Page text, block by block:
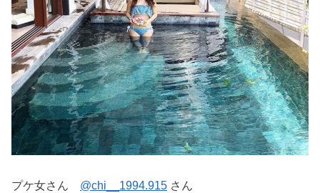
プケ女さん @chi__1994.915 さん